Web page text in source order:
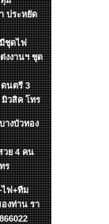
ประหยัด
ชุดไฟ
งงานฯ ชุด
นตรี 3
มิวสิค โทร
างบัวทอง
วย 4 คน
ร
ไฟ+ทีม
งท่าน รา